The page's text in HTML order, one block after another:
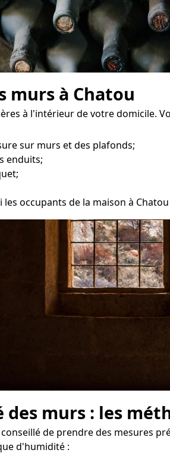
murs à Chatou
à l'intérieur de votre domicile.
sur murs et des plafonds;
enduits;
occupants de la maison à Chatou
murs : les
de prendre des mesures
d'humidité :